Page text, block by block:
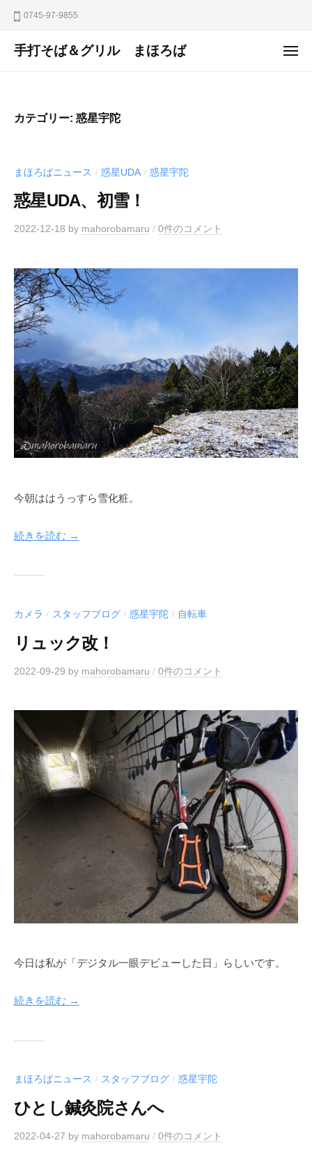
0745-97-9855
手打そば＆グリル まほろば
メ
カテゴリー: 惑星宇陀
まほろばニュース / 惑星UDA / 惑星宇陀
惑星UDA、初雪！
2022-12-18 by mahorobamaru / 0件のコメント
今朝ははうっすら雪化粧。
続きを読む →
カメラ / スタッフブログ / 惑星宇陀 / 自転車
リュック改！
2022-09-29 by mahorobamaru / 0件のコメント
今日は私が「デジタル一眼デビューした日」らしいです。
続きを読む →
まほろばニュース / スタッフブログ / 惑星宇陀
ひとし鍼灸院さんへ
2022-04-27 by mahorobamaru / 0件のコメント